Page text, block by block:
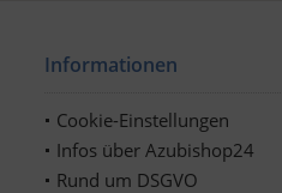
Informationen
Cookie-Einstellungen
Infos über Azubishop24
Rund um DSGVO